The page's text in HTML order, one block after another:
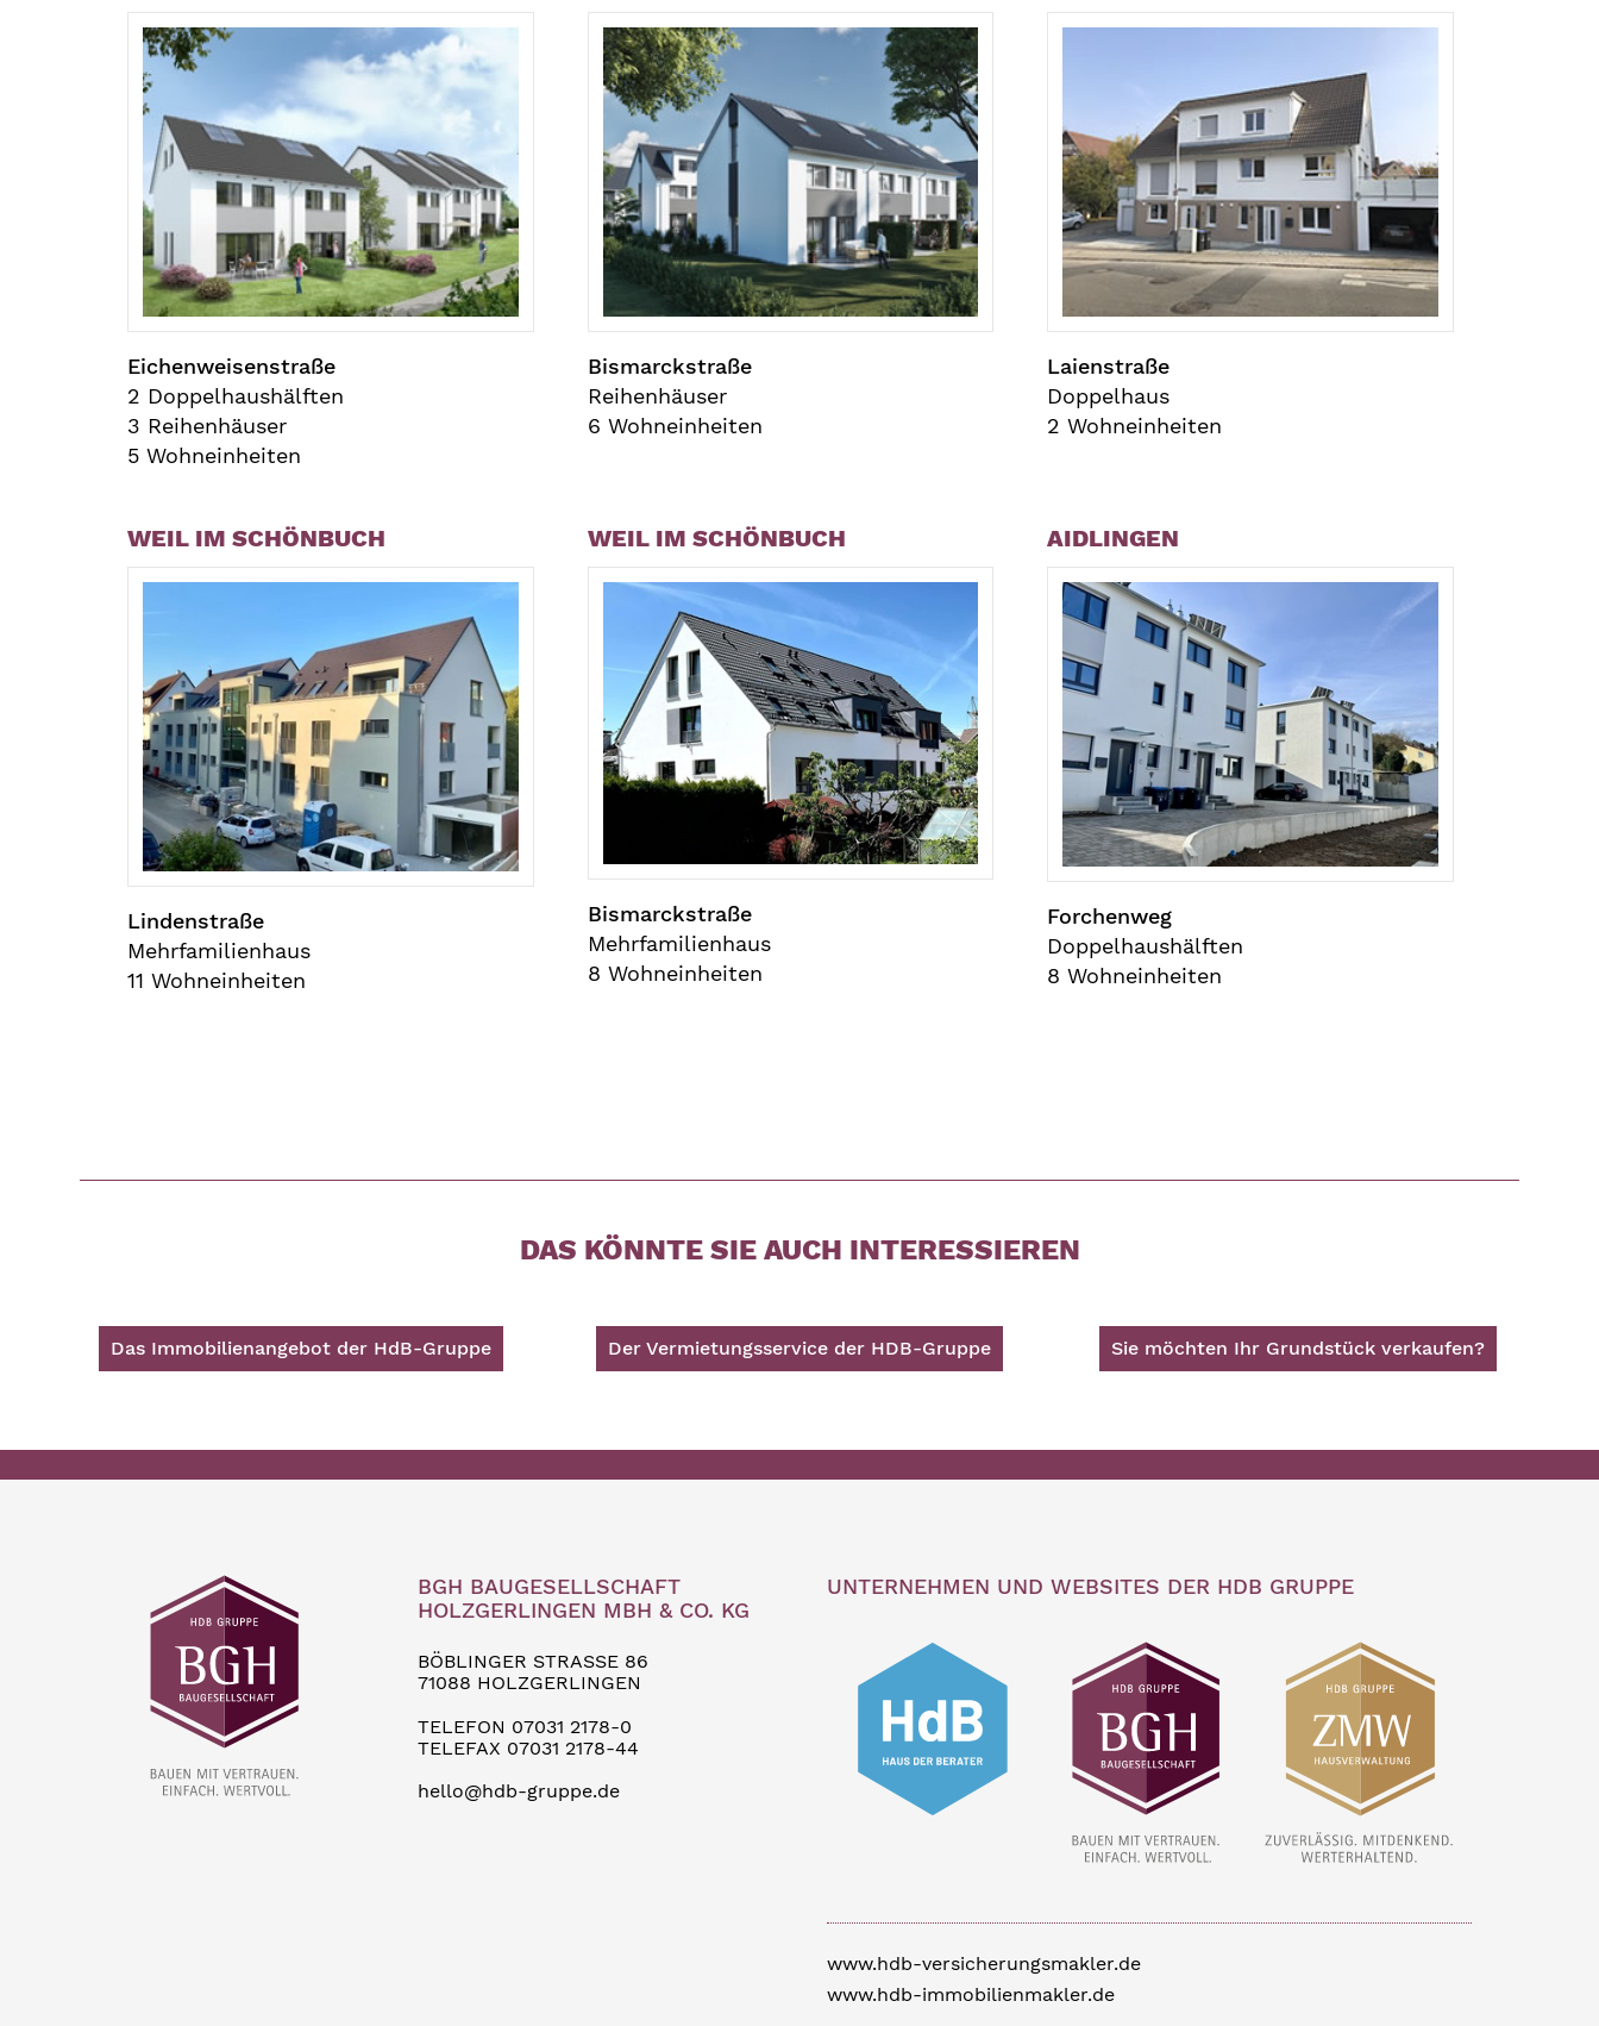
Eichenweisenstraße
2 Doppelhaushälften
3 Reihenhäuser
5 Wohneinheiten
Bismarckstraße
Reihenhäuser
6 Wohneinheiten
Laienstraße
Doppelhaus
2 Wohneinheiten
WEIL IM SCHÖNBUCH
Lindenstraße
Mehrfamilienhaus
11 Wohneinheiten
WEIL IM SCHÖNBUCH
Bismarckstraße
Mehrfamilienhaus
8 Wohneinheiten
AIDLINGEN
Forchenweg
Doppelhaushälften
8 Wohneinheiten
DAS KÖNNTE SIE AUCH INTERESSIEREN
Das Immobilienangebot der HdB-Gruppe Der Vermietungsservice der HDB-Gruppe Sie möchten Ihr Grundstück verkaufen?
BGH BAUGESELLSCHAFT
HOLZGERLINGEN MBH & CO. KG
BÖBLINGER STRASSE 86
71088 HOLZGERLINGEN
TELEFON 07031 2178-0
TELEFAX 07031 2178-44
hello@hdb-gruppe.de
UNTERNEHMEN UND WEBSITES DER HDB GRUPPE
www.hdb-versicherungsmakler.de
www.hdb-immobilienmakler.de